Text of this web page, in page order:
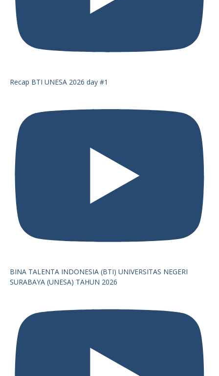
Recap BTI UNESA 2026 day #1
BINA TALENTA INDONESIA (BTI) UNIVERSITAS NEGERI
SURABAYA (UNESA) TAHUN 2026